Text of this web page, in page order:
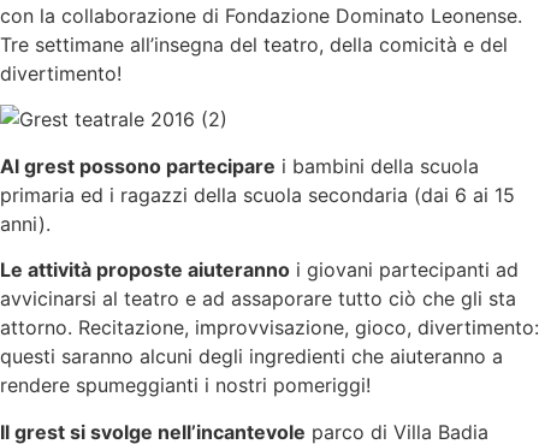
con la collaborazione di Fondazione Dominato Leonense.
Tre settimane all’insegna del teatro, della comicità e del
divertimento!
Al grest possono partecipare i bambini della scuola
primaria ed i ragazzi della scuola secondaria (dai 6 ai 15
anni).
Le attività proposte aiuteranno i giovani partecipanti ad
avvicinarsi al teatro e ad assaporare tutto ciò che gli sta
attorno. Recitazione, improvvisazione, gioco, divertimento:
questi saranno alcuni degli ingredienti che aiuteranno a
rendere spumeggianti i nostri pomeriggi!
Il grest si svolge nell’incantevole parco di Villa Badia